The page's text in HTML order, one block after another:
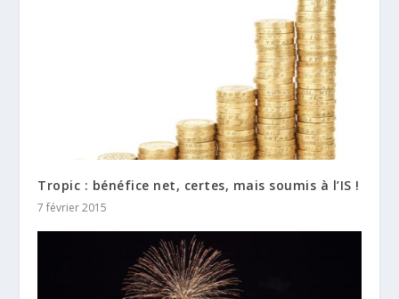
Tropic : bénéfice net, certes, mais soumis à l’IS !
7 février 2015